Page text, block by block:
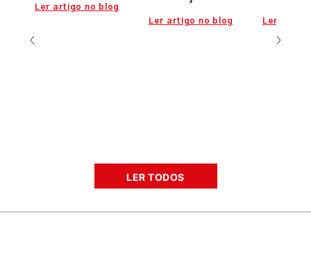
Ler artigo no blog
Ler artigo no blog Ler artigo
LER TODOS